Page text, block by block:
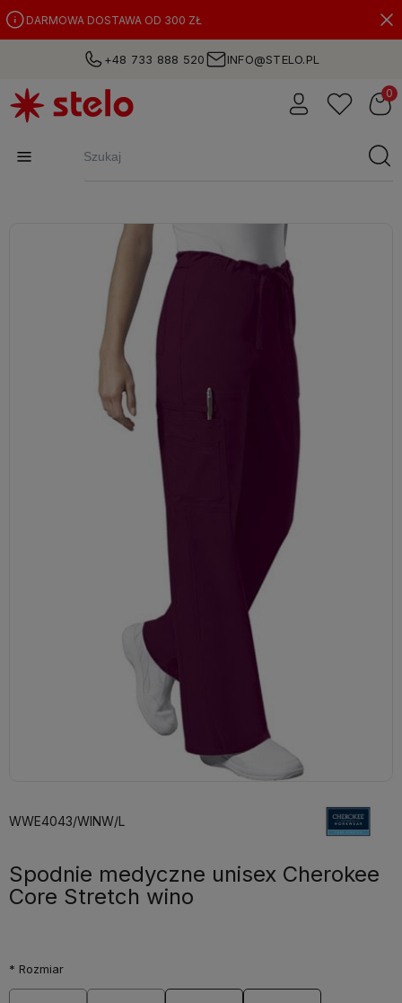
DARMOWA DOSTAWA OD 300 ZŁ
+48 733 888 520 INFO@STELO.PL
WWE4043/WINW/L
Spodnie medyczne unisex Cherokee
Core Stretch wino
* Rozmiar